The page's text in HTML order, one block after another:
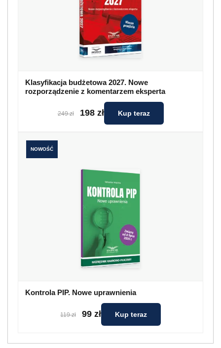
Klasyfikacja budżetowa 2027. Nowe
rozporządzenie z komentarzem eksperta
249 zł 198 zł Kup teraz
NOWOŚĆ
Kontrola PIP. Nowe uprawnienia
119 zł 99 zł Kup teraz